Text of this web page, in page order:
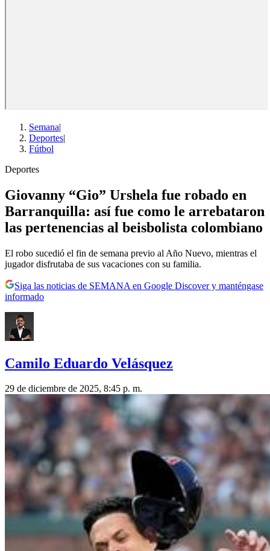
Semana|
Deportes|
Fútbol
Deportes
Giovanny “Gio” Urshela fue robado en
Barranquilla: así fue como le arrebataron
las pertenencias al beisbolista colombiano
El robo sucedió el fin de semana previo al Año Nuevo, mientras el
jugador disfrutaba de sus vacaciones con su familia.
Siga las noticias de SEMANA en Google Discover y manténgase
informado
Camilo Eduardo Velásquez
29 de diciembre de 2025, 8:45 p. m.